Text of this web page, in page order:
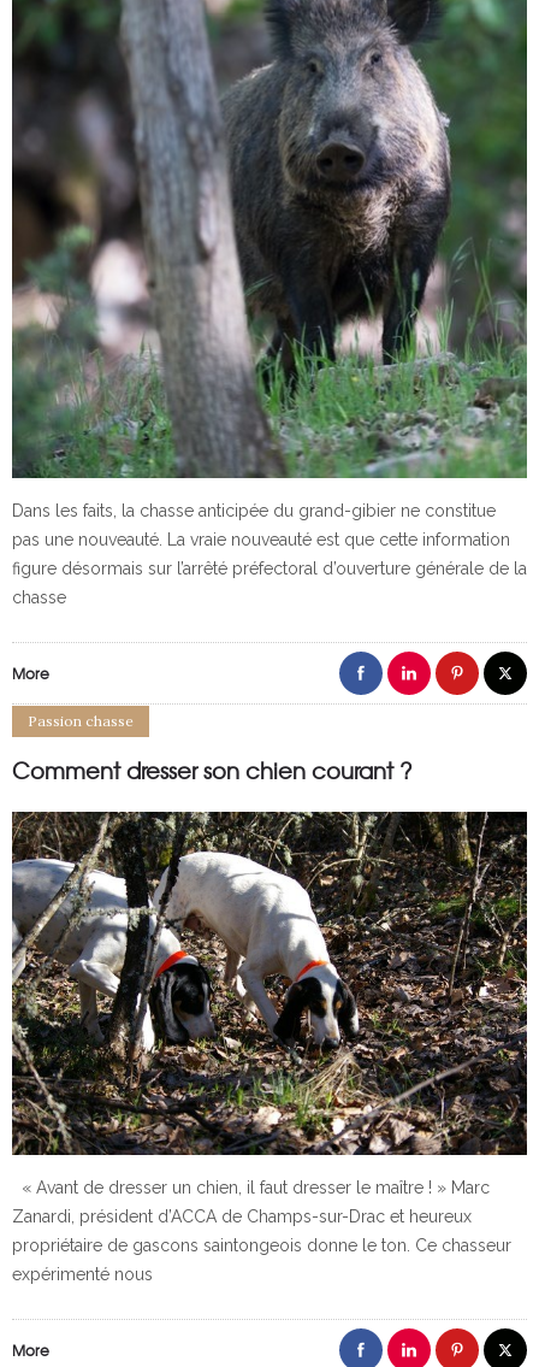
Dans les faits, la chasse anticipée du grand-gibier ne constitue
pas une nouveauté. La vraie nouveauté est que cette information
figure désormais sur l’arrêté préfectoral d’ouverture générale de la
chasse
More
Passion chasse
Comment dresser son chien courant ?
« Avant de dresser un chien, il faut dresser le maître ! » Marc
Zanardi, président d’ACCA de Champs-sur-Drac et heureux
propriétaire de gascons saintongeois donne le ton. Ce chasseur
expérimenté nous
More